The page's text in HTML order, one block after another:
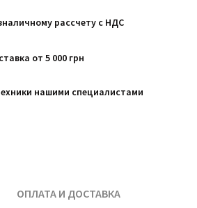
рассчету с НДС
от 5 000 грн
нашими специалистами
ОПЛАТА И ДОСТАВКА